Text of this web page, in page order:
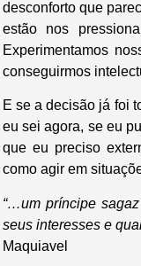
desconforto que
estão nos
Experimentamos
conseguirmos
E se a decisão já foi
eu sei agora, se eu
que eu preciso
como agir em
“…um príncipe
seus interesses e
Maquiavel